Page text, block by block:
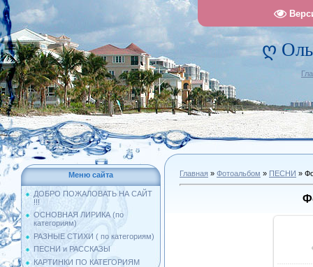
ღ
Меню сайта
ДОБРО ПОЖАЛОВАТЬ НА САЙТ
!!!
ОСНОВНАЯ ЛИРИКА (по
категориям)
РАЗНЫЕ СТИХИ ( по категориям)
ПЕСНИ и РАССКАЗЫ
КАРТИНКИ ПО КАТЕГОРИЯМ
Главная » Фотоальбом » ПЕСНИ »